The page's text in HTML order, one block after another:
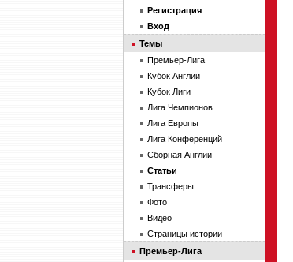
Регистрация
Вход
Темы
Премьер-Лига
Кубок Англии
Кубок Лиги
Лига Чемпионов
Лига Европы
Лига Конференций
Сборная Англии
Статьи
Трансферы
Фото
Видео
Страницы истории
Премьер-Лига